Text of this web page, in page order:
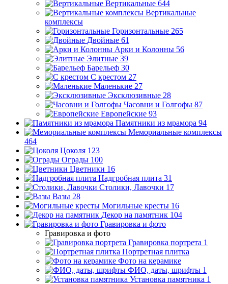
Вертикальные 644
Вертикальные
комплексы
Горизонтальные 265
Двойные 61
Арки и Колонны 56
Элитные 39
Барельеф 30
С крестом 27
Маленькие 27
Эксклюзивные 28
Часовни и Голгофы 87
Европейские 93
Памятники из мрамора 94
Мемориальные комплексы
464
Цоколя 123
Ограды 100
Цветники 16
Надгробная плита 31
Столики, Лавочки 17
Вазы 28
Могильные кресты 16
Декор на памятник 104
Гравировка и фото
Гравировка и фото
Гравировка портрета 1
Портретная плитка
Фото на керамике
ФИО, даты, шрифты 1
Установка памятника 1